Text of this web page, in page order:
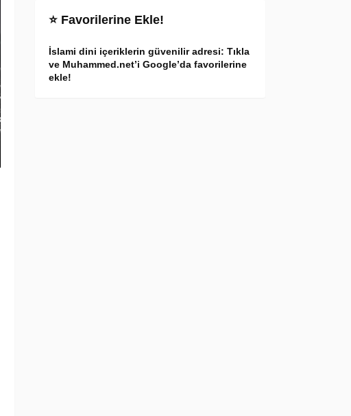
⭐ Favorilerine Ekle!
İslami dini içeriklerin güvenilir adresi: Tıkla
ve Muhammed.net’i Google’da favorilerine
ekle!